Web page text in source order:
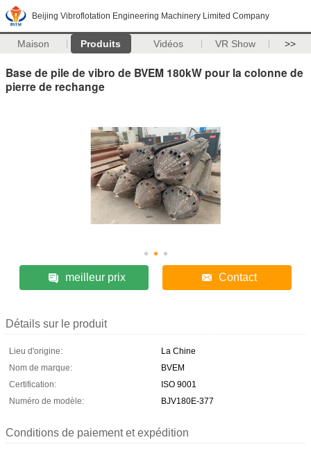
Beijing Vibroflotation Engineering Machinery Limited Company
Maison Produits Vidéos VR Show >>
Base de pile de vibro de BVEM 180kW pour la colonne de
pierre de rechange
meilleur prix Contact
Détails sur le produit
Lieu d'origine:
La Chine
Nom de marque:
BVEM
Certification:
ISO 9001
Numéro de modèle:
BJV180E-377
Conditions de paiement et expédition